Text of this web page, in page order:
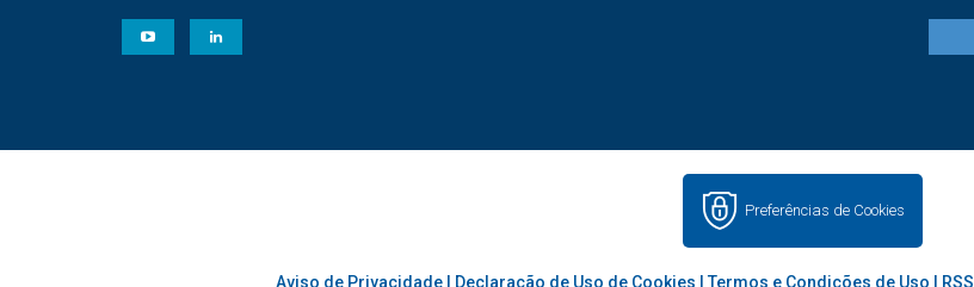
Preferências de Cookies
Aviso de Privacidade| Declaração de Uso de Cookies |Termos e Condições de Uso RSS